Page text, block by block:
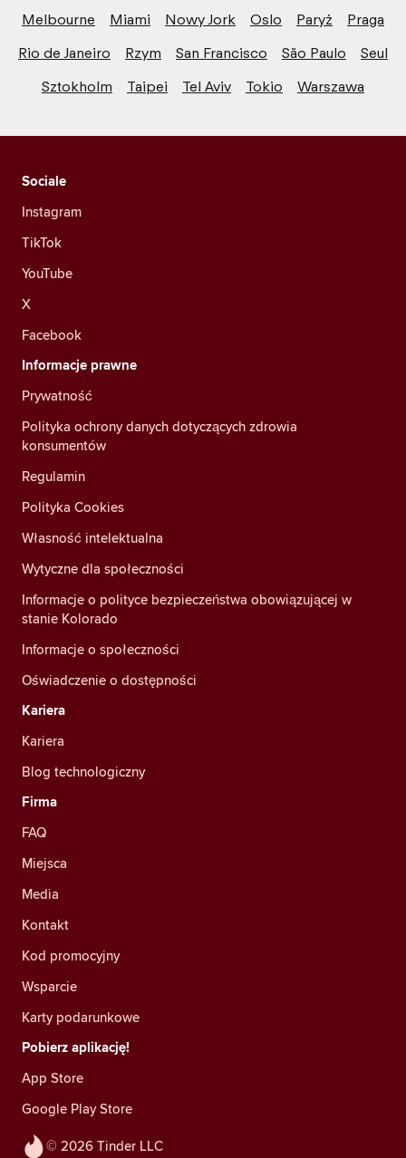
Melbourne
Miami Nowy Jork Oslo Paryż
Praga
Rio de Janeiro
Rzym San Francisco São Paulo
Seul
Sztokholm
Taipei Tel Aviv Tokio Warszawa
© 2026 Tinder LLC
Sociale
Instagram
TikTok
YouTube
X
Facebook
Informacje prawne
Prywatność
Polityka ochrony danych dotyczących zdrowia
konsumentów
Regulamin
Polityka Cookies
Własność intelektualna
Wytyczne dla społeczności
Informacje o polityce bezpieczeństwa obowiązującej w
stanie Kolorado
Informacje o społeczności
Oświadczenie o dostępności
Kariera
Kariera
Blog technologiczny
Firma
FAQ
Miejsca
Media
Kontakt
Kod promocyjny
Wsparcie
Karty podarunkowe
Pobierz aplikację!
App Store
Google Play Store